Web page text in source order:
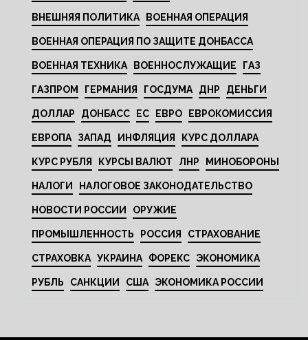
ВНЕШНЯЯ ПОЛИТИКА ВОЕННАЯ ОПЕРАЦИЯ
ВОЕННАЯ ОПЕРАЦИЯ ПО ЗАЩИТЕ ДОНБАССА
ВОЕННАЯ ТЕХНИКА ВОЕННОСЛУЖАЩИЕ ГАЗ
ГАЗПРОМ ГЕРМАНИЯ ГОСДУМА ДНР ДЕНЬГИ
ДОЛЛАР ДОНБАСС ЕС ЕВРО ЕВРОКОМИССИЯ
ЕВРОПА ЗАПАД ИНФЛЯЦИЯ КУРС ДОЛЛАРА
КУРС РУБЛЯ КУРСЫ ВАЛЮТ ЛНР МИНОБОРОНЫ
НАЛОГИ НАЛОГОВОЕ ЗАКОНОДАТЕЛЬСТВО
НОВОСТИ РОССИИ ОРУЖИЕ
ПРОМЫШЛЕННОСТЬ РОССИЯ СТРАХОВАНИЕ
СТРАХОВКА УКРАИНА ФОРЕКС ЭКОНОМИКА
РУБЛЬ САНКЦИИ США ЭКОНОМИКА РОССИИ